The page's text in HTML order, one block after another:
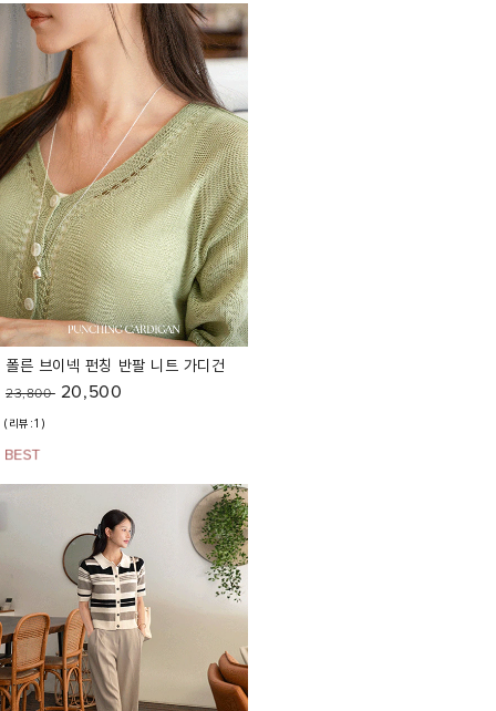
폴른 브이넥 펀칭 반팔 니트 가디건
23,800 20,500
(리뷰:1)